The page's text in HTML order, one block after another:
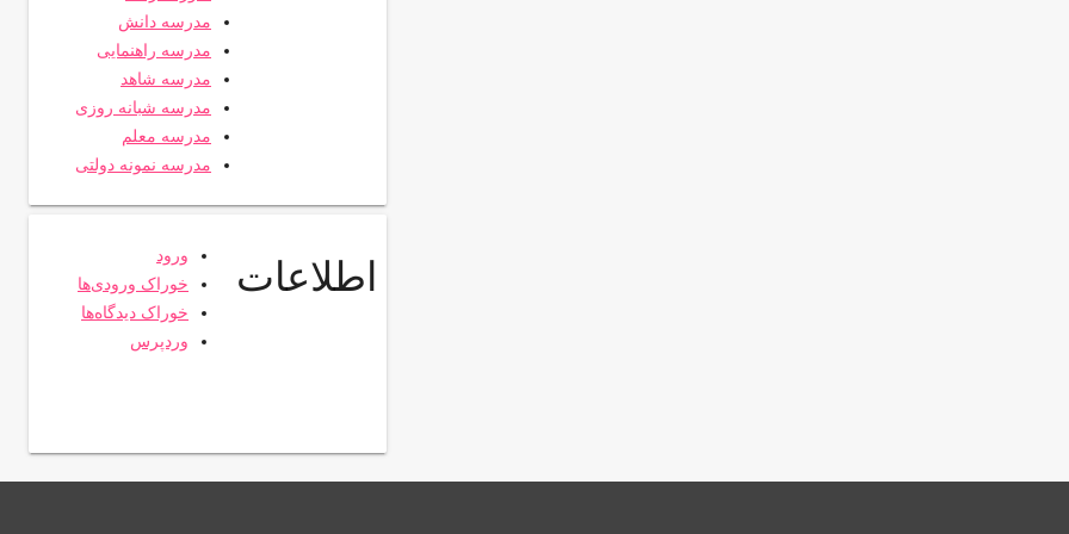
مدرسه دانش
مدرسه راهنمایی
مدرسه شاهد
مدرسه شبانه روزی
مدرسه معلم
مدرسه نمونه دولتی
اطلاعات
ورود
خوراک ورودی‌ها
خوراک دیدگاه‌ها
وردپرس